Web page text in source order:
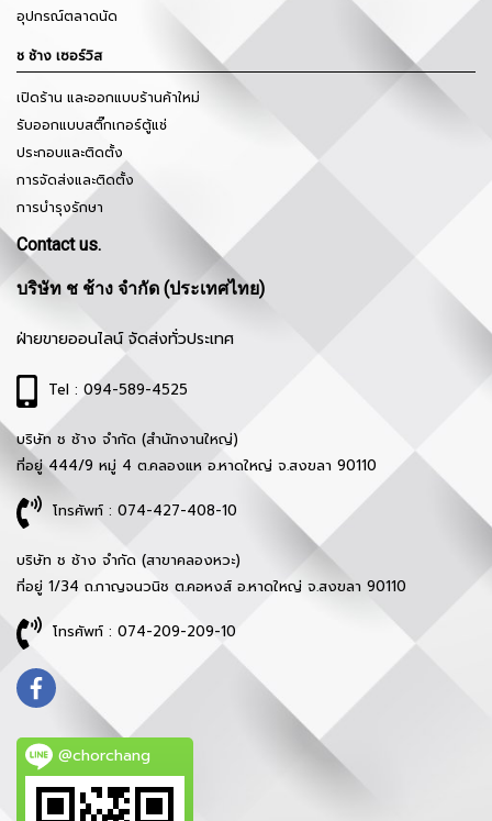
อุปกรณ์ตลาดนัด
ช ช้าง เซอร์วิส
เปิดร้าน และออกแบบร้านค้าใหม่
รับออกแบบสติ๊กเกอร์ตู้แช่
ประกอบและติดตั้ง
การจัดส่งและติดตั้ง
การบำรุงรักษา
Contact us.
บริษัท ช ช้าง จำกัด (ประเทศไทย)
ฝ่ายขายออนไลน์ จัดส่งทั่วประเทศ
Tel : 094-589-4525
บริษัท ช ช้าง จำกัด (สำนักงานใหญ่)
ที่อยู่ 444/9 หมู่ 4 ต.คลองแห อ.หาดใหญ่ จ.สงขลา 90110
โทรศัพท์ : 074-427-408-10
บริษัท ช ช้าง จำกัด (สาขาคลองหวะ)
ที่อยู่ 1/34 ถ.กาญจนวนิช ต.คอหงส์ อ.หาดใหญ่ จ.สงขลา 90110
โทรศัพท์ : 074-209-209-10
@chorchang